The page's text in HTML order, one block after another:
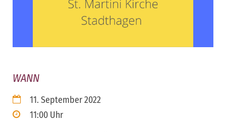
WANN
11. September 2022
11:00 Uhr